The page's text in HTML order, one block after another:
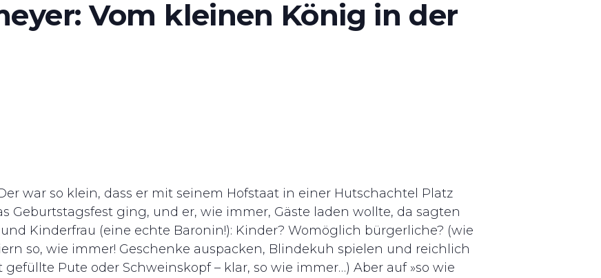
Vom kleinen König in der
war so klein, dass er mit seinem Hofstaat in einer Hutschachtel Platz
Geburtstagsfest ging, und er, wie immer, Gäste laden wollte, da sagten
Kinderfrau (eine echte Baronin!): Kinder? Womöglich bürgerliche? (wie
so, wie immer! Geschenke auspacken, Blindekuh spielen und reichlich
Pute oder Schweinskopf – klar, so wie immer…) Aber auf »so wie